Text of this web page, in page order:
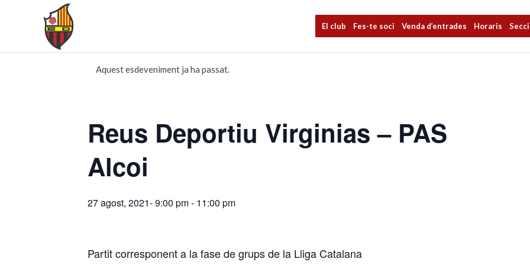
El club Fes-te soci Venda d’entrades Horaris
Aquest esdeveniment ja ha passat.
Reus Deportiu Virginias – PAS
Alcoi
27 agost, 2021- 9:00 pm- 11:00 pm
Partit corresponent a la fase de grups de la Lliga Catalana